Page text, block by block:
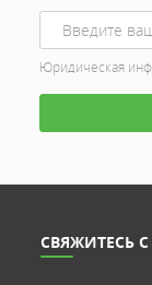
Юридическая
СВЯЖИТЕСЬ